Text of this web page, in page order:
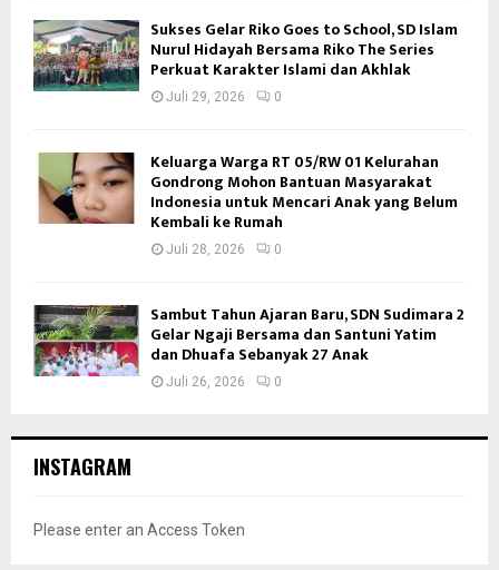
Sukses Gelar Riko Goes to School, SD Islam
Nurul Hidayah Bersama Riko The Series
Perkuat Karakter Islami dan Akhlak
Juli 29, 2026 0
Keluarga Warga RT 05/RW 01 Kelurahan
Gondrong Mohon Bantuan Masyarakat
Indonesia untuk Mencari Anak yang Belum
Kembali ke Rumah
Juli 28, 2026 0
Sambut Tahun Ajaran Baru, SDN Sudimara 2
Gelar Ngaji Bersama dan Santuni Yatim
dan Dhuafa Sebanyak 27 Anak
Juli 26, 2026 0
INSTAGRAM
Please enter an Access Token